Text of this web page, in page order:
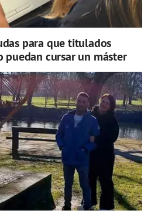
para que titulados
puedan cursar un máster